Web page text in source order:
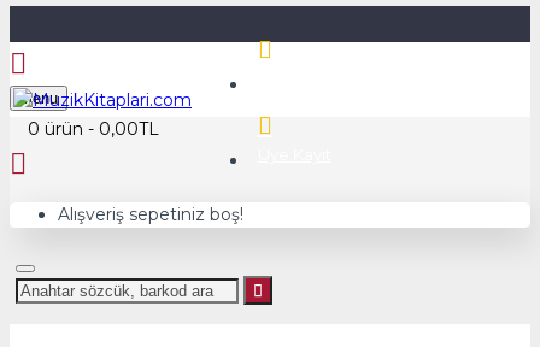
Menu
0 ürün - 0,00TL
Alışveriş sepetiniz boş!